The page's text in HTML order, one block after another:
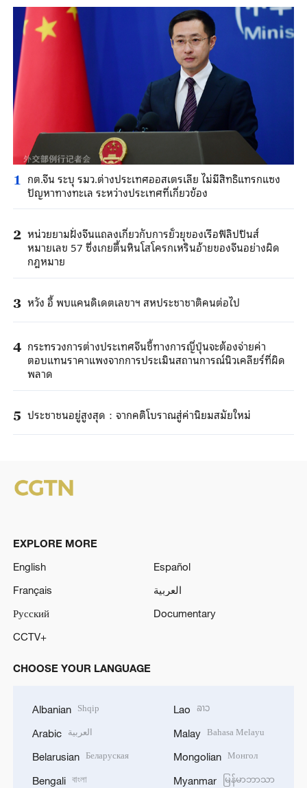
1 กต.จีน ระบุ รมว.ต่างประเทศออสเตรเลีย ไม่มีสิทธิแทรกแซง
ปัญหาทางทะเล ระหว่างประเทศที่เกี่ยวข้อง
2 หน่วยยามฝั่งจีนแถลงเกี่ยวกับการยั่วยุของเรือฟิลิปปินส์
หมายเลข 57 ซึ่งเกยตื้นหินโสโครกเหรินอ้ายของจีนอย่างผิด
กฎหมาย
3 หวัง อี้ พบแคนดิเดตเลขาฯ สหประชาชาติคนต่อไป
4 กระทรวงการต่างประเทศจีนชี้ทางการญี่ปุ่นจะต้องจ่ายค่า
ตอบแทนราคาแพงจากการประเมินสถานการณ์นิวเคลียร์ที่ผิด
พลาด
5 ประชาชนอยู่สูงสุด：จากคติโบราณสู่ค่านิยมสมัยใหม่
EXPLORE MORE
English
Español
Français
العربية
Русский
Documentary
CCTV+
CHOOSE YOUR LANGUAGE
Albanian Shqip
Arabic العربية
Belarusian Беларуская
Bengali বাংলা
Lao ລາວ
Malay Bahasa Melayu
Mongolian Монгол
Myanmar မြန်မာဘာသာ